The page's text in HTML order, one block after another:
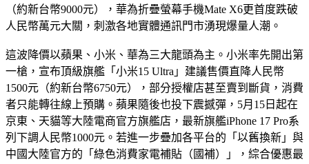
（約新台幣9000元），華為折疊螢幕手機Mate X6更首度跌破
人民幣萬元大關，刺激各地實體通訊門市湧現爆量人潮。
這波降價以蘋果、小米、華為三大龍頭為主。小米率先開出第
一槍，宣布頂級旗艦「小米15 Ultra」建議售價直降人民幣
1500元（約新台幣6750元），部分授權店甚至賣到斷貨，消費
者只能轉往線上預購。蘋果隨後也投下震撼彈，5月15日起在
京東、天貓等大陸電商官方旗艦店，最新旗艦iPhone 17 Pro系
列下調人民幣1000元。若進一步疊加各平台的「以舊換新」與
中國大陸官方的「綠色消費家電補貼（國補）」，綜合優惠最